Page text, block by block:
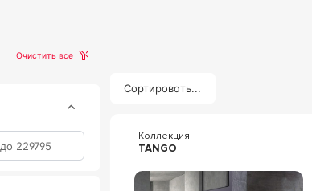
Очистить все
Сортировать...
Коллекция
TANGO